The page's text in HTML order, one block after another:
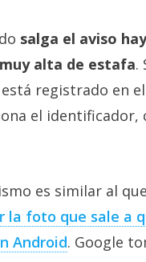
salga el aviso
alta de estafa.
registrado en
el identificador,
es similar al
la foto que sale a
Android. Google